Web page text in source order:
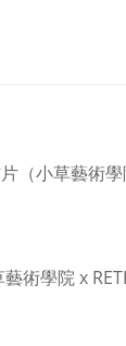
（小草藝術學
術學院 x